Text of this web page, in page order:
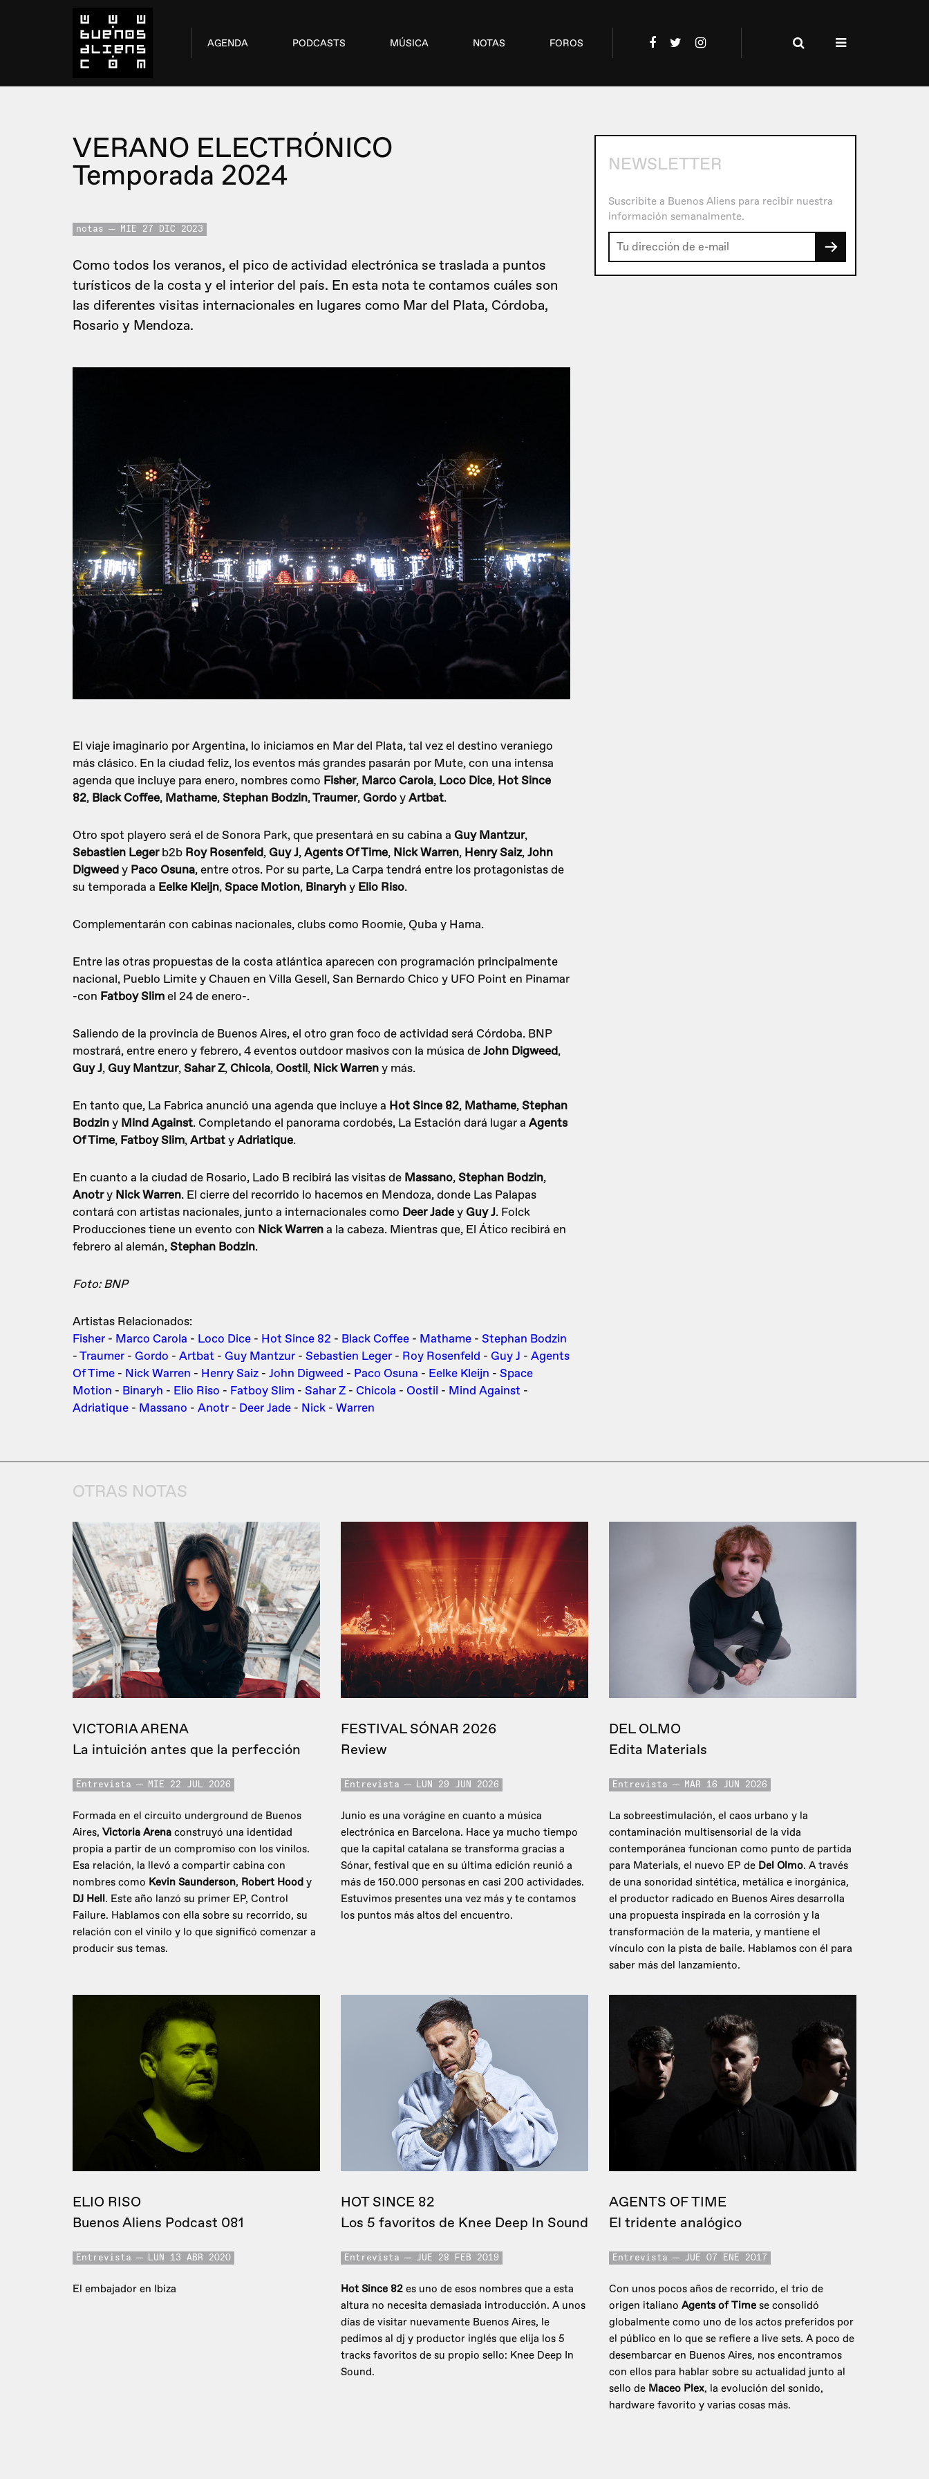
AGENDA PODCASTS MÚSICA NOTAS FOROS
VERANO ELECTRÓNICO
Temporada 2024
notas MIE 27 DIC 2023
Como todos los veranos, el pico de actividad electrónica se traslada a puntos
turísticos de la costa y el interior del país. En esta nota te contamos cuáles son
las diferentes visitas internacionales en lugares como Mar del Plata, Córdoba,
Rosario y Mendoza.
El viaje imaginario por Argentina, lo iniciamos en Mar del Plata, tal vez el destino veraniego
más clásico. En la ciudad feliz, los eventos más grandes pasarán por Mute, con una intensa
agenda que incluye para enero, nombres como Fisher, Marco Carola, Loco Dice, Hot Since
82, Black Coffee, Mathame,Stephan Bodzin,Traumer,GordoyArtbat.
Otro spot playero será el de Sonora Park, que presentará en su cabina a Guy Mantzur,
Sebastien Legerb2b Roy Rosenfeld,Guy J,Agents Of Time, Nick Warren, Henry Saiz,John
Digweedy Paco Osuna, entre otros. Por su parte, La Carpa tendrá entre los protagonistas de
su temporada a Eelke Kleijn,Space Motion, Binaryhy Elio Riso.
Complementarán con cabinas nacionales, clubs como Roomie, Quba y Hama.
Entre las otras propuestas de la costa atlántica aparecen con programación principalmente
nacional, Pueblo Limite y Chauen en Villa Gesell, San Bernardo Chico y UFO Point en Pinamar
-con Fatboy Slimel 24 de enero-.
Saliendo de la provincia de Buenos Aires, el otro gran foco de actividad será Córdoba. BNP
mostrará, entre enero y febrero, 4 eventos outdoor masivos con la música deJohn Digweed,
Guy J,Guy Mantzur,Sahar Z,Chicola,Oostil, Nick Warreny más.
En tanto que, La Fabrica anunció una agenda que incluye a Hot Since 82, Mathame,Stephan
Bodziny Mind Against. Completando el panorama cordobés, La Estación dará lugar a Agents
Of Time, Fatboy Slim,ArtbatyAdriatique.
En cuanto a la ciudad de Rosario, Lado B recibirá las visitas de Massano,Stephan Bodzin,
Anotry Nick Warren. El cierre del recorrido lo hacemos en Mendoza, donde Las Palapas
contará con artistas nacionales, junto a internacionales como Deer JadeyGuy J. Folck
Producciones tiene un evento con NickWarrena la cabeza. Mientras que, El Ático recibirá en
febrero al alemán,Stephan Bodzin.
Foto: BNP
Artistas Relacionados:
Fisher - Marco Carola - Loco Dice - Hot Since 82 - Black Coffee - Mathame - Stephan Bodzin
-Traumer - Gordo - Artbat - Guy Mantzur - Sebastien Leger - Roy Rosenfeld - Guy J - Agents
Of Time - Nick Warren - Henry Saiz - John Digweed - Paco Osuna - Eelke Kleijn - Space
Motion - Binaryh - Elio Riso - Fatboy Slim - Sahar Z - Chicola - Oostil - Mind Against -
Adriatique - Massano - Anotr - Deer Jade - Nick - Warren
NEWSLETTER
Suscribite a Buenos Aliens para recibir nuestra
información semanalmente.
→
OTRAS NOTAS
VICTORIA ARENA
La intuición antes que la perfección
Entrevista MIE 22 JUL 2026
Formada en el circuito underground de Buenos
Aires, Victoria Arena construyó una identidad
propia a partir de un compromiso con los vinilos.
Esa relación, la llevó a compartir cabina con
nombres como Kevin Saunderson, Robert Hood y
DJ Hell. Este año lanzó su primer EP, Control
Failure. Hablamos con ella sobre su recorrido, su
relación con el vinilo y lo que significó comenzar a
producir sus temas.
FESTIVAL SÓNAR 2026
Review
Entrevista LUN 29 JUN 2026
Junio es una vorágine en cuanto a música
electrónica en Barcelona. Hace ya mucho tiempo
que la capital catalana se transforma gracias a
Sónar, festival que en su última edición reunió a
más de 150.000 personas en casi 200 actividades.
Estuvimos presentes una vez más y te contamos
los puntos más altos del encuentro.
DEL OLMO
Edita Materials
Entrevista MAR 16 JUN 2026
La sobreestimulación, el caos urbano y la
contaminación multisensorial de la vida
contemporánea funcionan como punto de partida
para Materials, el nuevo EP de Del Olmo. A través
de una sonoridad sintética, metálica e inorgánica,
el productor radicado en Buenos Aires desarrolla
una propuesta inspirada en la corrosión y la
transformación de la materia, y mantiene el
vínculo con la pista de baile. Hablamos con él para
saber más del lanzamiento.
ELIO RISO
Buenos Aliens Podcast 081
Entrevista LUN 13 ABR 2020
El embajador en Ibiza
HOT SINCE 82
Los 5 favoritos de Knee Deep In Sound
Entrevista JUE 28 FEB 2019
Hot Since 82 es uno de esos nombres que a esta
altura no necesita demasiada introducción. A unos
días de visitar nuevamente Buenos Aires, le
pedimos al dj y productor inglés que elija los 5
tracks favoritos de su propio sello: Knee Deep In
Sound.
AGENTS OF TIME
El tridente analógico
Entrevista JUE 07 ENE 2017
Con unos pocos años de recorrido, el trio de
origen italiano Agents of Time se consolidó
globalmente como uno de los actos preferidos por
el público en lo que se refiere a live sets. A poco de
desembarcar en Buenos Aires, nos encontramos
con ellos para hablar sobre su actualidad junto al
sello de Maceo Plex, la evolución del sonido,
hardware favorito y varias cosas más.